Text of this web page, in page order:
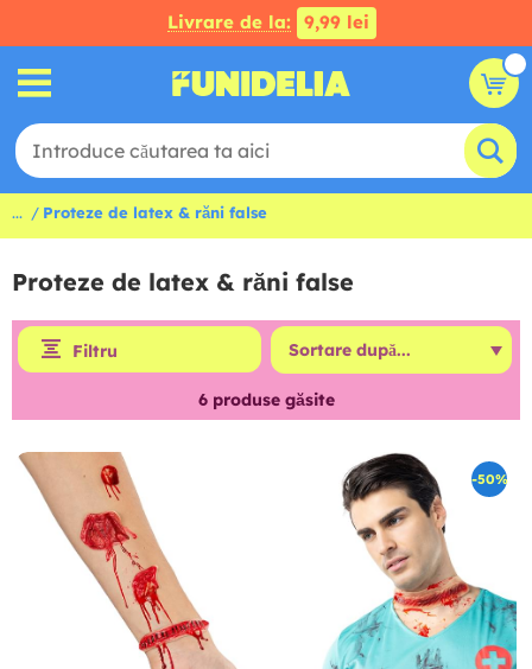
Livrare de la: 9,99 lei
... Proteze de latex & răni false
Proteze de latex & răni false
Filtru
6produse găsite
-50%